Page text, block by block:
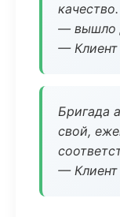
— вышло
— Клиент
Бригада
свой,
— Клиент